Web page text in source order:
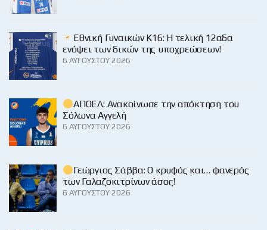
Εθνική Γυναικών Κ16: Η τελική 12αδα
ενόψει των δικών της υποχρεώσεων!
6 ΑΥΓΟΎΣΤΟΥ 2026
ΑΠΟΕΛ: Ανακοίνωσε την απόκτηση του
Σόλωνα Αγγελή
6 ΑΥΓΟΎΣΤΟΥ 2026
Γεώργιος Σάββα: Ο κρυφός και… φανερός
των Γαλαζοκιτρίνων άσος!
6 ΑΥΓΟΎΣΤΟΥ 2026